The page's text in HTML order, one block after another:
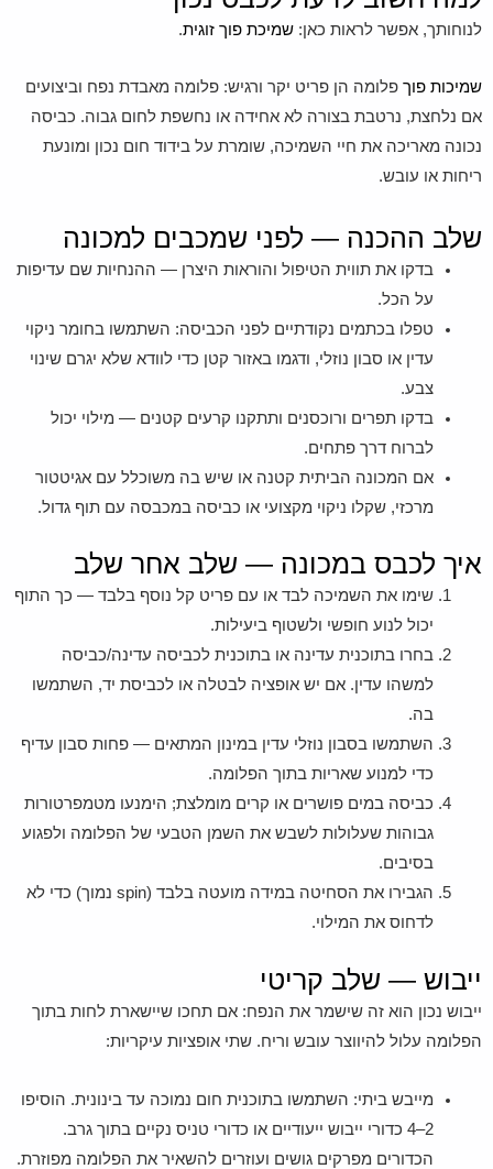
לנוחותך, אפשר לראות כאן: שמיכת פוך זוגית.
שמיכות פוך פלומה הן פריט יקר ורגיש: פלומה מאבדת נפח וביצועים
אם נלחצת, נרטבת בצורה לא אחידה או נחשפת לחום גבוה. כביסה
נכונה מאריכה את חיי השמיכה, שומרת על בידוד חום נכון ומונעת
ריחות או עובש.
שלב ההכנה — לפני שמכבים למכונה
בדקו את תווית הטיפול והוראות היצרן — ההנחיות שם עדיפות
על הכל.
טפלו בכתמים נקודתיים לפני הכביסה: השתמשו בחומר ניקוי
עדין או סבון נוזלי, ודגמו באזור קטן כדי לוודא שלא יגרם שינוי
צבע.
בדקו תפרים ורוכסנים ותתקנו קרעים קטנים — מילוי יכול
לברוח דרך פתחים.
אם המכונה הביתית קטנה או שיש בה משוכלל עם אגיטטור
מרכזי, שקלו ניקוי מקצועי או כביסה במכבסה עם תוף גדול.
איך לכבס במכונה — שלב אחר שלב
שימו את השמיכה לבד או עם פריט קל נוסף בלבד — כך התוף
יכול לנוע חופשי ולשטוף ביעילות.
בחרו בתוכנית עדינה או בתוכנית לכביסה עדינה/כביסה
למשהו עדין. אם יש אופציה לבטלה או לכביסת יד, השתמשו
בה.
השתמשו בסבון נוזלי עדין במינון המתאים — פחות סבון עדיף
כדי למנוע שאריות בתוך הפלומה.
כביסה במים פושרים או קרים מומלצת; הימנעו מטמפרטורות
גבוהות שעלולות לשבש את השמן הטבעי של הפלומה ולפגוע
בסיבים.
הגבירו את הסחיטה במידה מועטה בלבד (spin נמוך) כדי לא
לדחוס את המילוי.
ייבוש — שלב קריטי
ייבוש נכון הוא זה שישמר את הנפח: אם תחכו שיישארת לחות בתוך
הפלומה עלול להיווצר עובש וריח. שתי אופציות עיקריות:
מייבש ביתי: השתמשו בתוכנית חום נמוכה עד בינונית. הוסיפו
2–4 כדורי ייבוש ייעודיים או כדורי טניס נקיים בתוך גרב.
הכדורים מפרקים גושים ועוזרים להשאיר את הפלומה מפוזרת.